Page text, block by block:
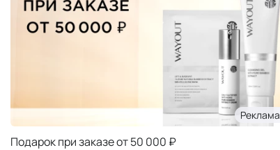
Реклама
Подарок при заказе от 50 000 ₽